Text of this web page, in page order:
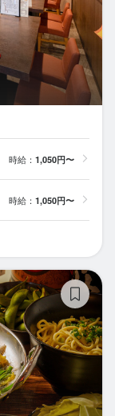
時給： 1,050円〜
時給： 1,050円〜